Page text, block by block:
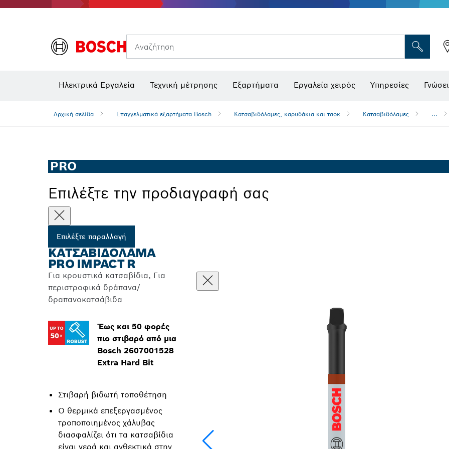
Αναζήτηση
Ηλεκτρικά Εργαλεία Τεχνική μέτρησης Εξαρτήματα Εργαλεία χειρός Υπηρεσίες
Αρχική σελίδα Επαγγελματικά εξαρτήματα Bosch Κατσαβιδόλαμες, καρυδάκια και τσοκ Κατσαβιδόλαμες ...
PRO
Επιλέξτε την προδιαγραφή σας
Επιλέξτε παραλλαγή
ΚΑΤΣΑΒΙΔΌΛΑΜΑ
PRO IMPACT R
Για κρουστικά κατσαβίδια, Για
περιστροφικά δράπανα/
δραπανοκατσάβιδα
Έως και 50 φορές
πιο στιβαρό από μια
Bosch 2607001528
Extra Hard Bit
Στιβαρή βιδωτή τοποθέτηση
Ο θερμικά επεξεργασμένος
τροποποιημένος χάλυβας
διασφαλίζει ότι τα κατσαβίδια
είναι γερά και ανθεκτικά στην